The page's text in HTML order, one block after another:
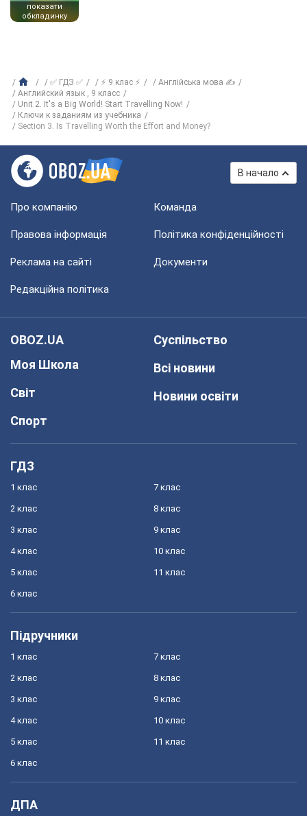
показати
обкладинку
✅ ГДЗ ✅ ⚡ 9 клас ⚡
Англійська мова ✍
Английский язык , 9 класс
Unit 2. It's a Big World! Start Travelling Now!
Ключи к заданиям из учебника
Section 3. Is Travelling Worth the Effort and Money?
В начало
Про компанію Команда
Правова інформація Політика конфіденційності
Реклама на сайті Документи
Редакційна політика
OBOZ.UA
Моя Школа
Світ
Спорт
Суспільство
Всі новини
Новини освіти
ГДЗ
1 клас
2 клас
3 клас
4 клас
5 клас
6 клас
7 клас
8 клас
9 клас
10 клас
11 клас
Підручники
1 клас
2 клас
3 клас
4 клас
5 клас
6 клас
7 клас
8 клас
9 клас
10 клас
11 клас
ДПА